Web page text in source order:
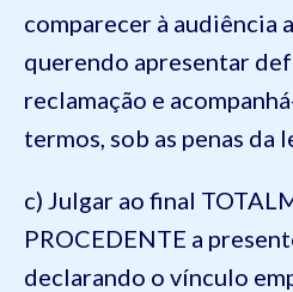
comparecer à audiência
querendo apresentar
reclamação e
termos, sob as penas da
c) Julgar ao final
PROCEDENTE a
declarando o vínculo